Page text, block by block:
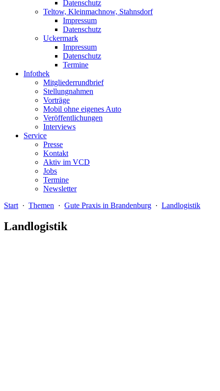
Datenschutz
Teltow, Kleinmachnow, Stahnsdorf
Impressum
Datenschutz
Uckermark
Impressum
Datenschutz
Termine
Infothek
Mitgliederrundbrief
Stellungnahmen
Vorträge
Mobil ohne eigenes Auto
Veröffentlichungen
Interviews
Service
Presse
Kontakt
Aktiv im VCD
Jobs
Termine
Newsletter
Start · Themen · Gute Praxis in Brandenburg · Landlogistik
Landlogistik